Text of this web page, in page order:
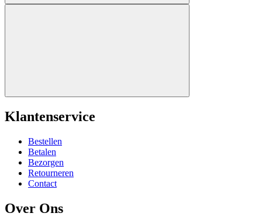
Klantenservice
Bestellen
Betalen
Bezorgen
Retourneren
Contact
Over Ons